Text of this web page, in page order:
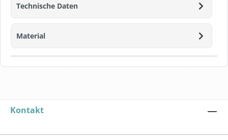
Technische Daten
Material
Kontakt